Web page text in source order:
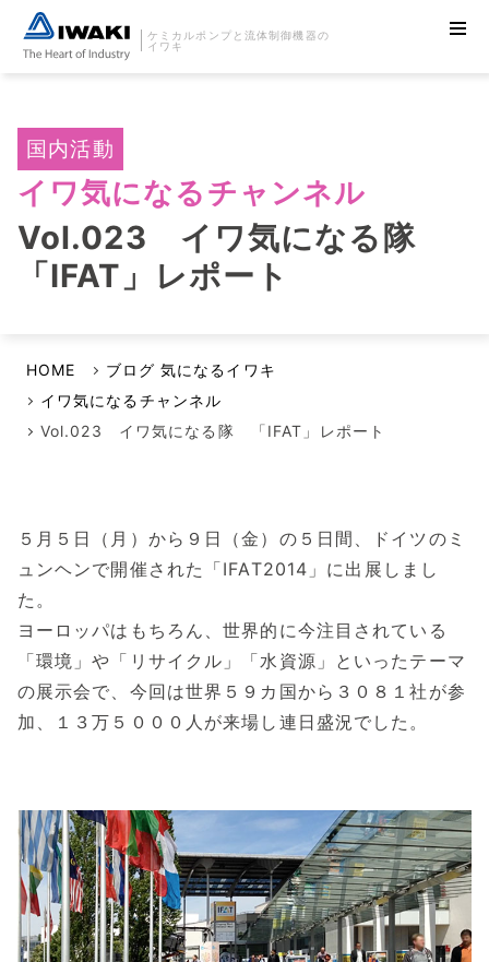
ケミカルポンプと流体制御機器の
イワキ
国内活動
イワ気になるチャンネル
Vol.023 イワ気になる隊
「IFAT」レポート
HOME
ブログ 気になるイワキ
イワ気になるチャンネル
Vol.023 イワ気になる隊 「IFAT」レポート
５月５日（月）から９日（金）の５日間、ドイツのミ
ュンヘンで開催された「IFAT2014」に出展しまし
た。
ヨーロッパはもちろん、世界的に今注目されている
「環境」や「リサイクル」「水資源」といったテーマ
の展示会で、今回は世界５９カ国から３０８１社が参
加、１３万５０００人が来場し連日盛況でした。